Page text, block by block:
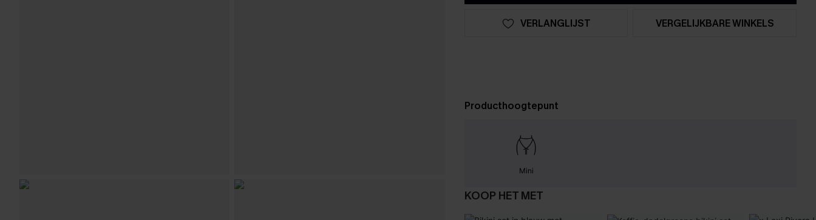
VERLANGLIJST VERGELIJKBARE WINKELS
Producthoogtepunt
Mini
KOOP HET MET